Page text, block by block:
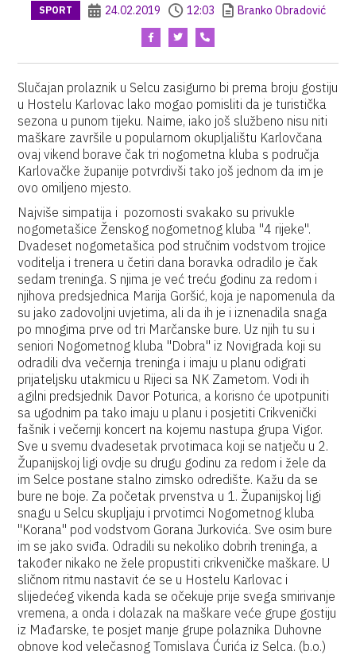
SPORT 24.02.2019 12:03 Branko Obradović
Slučajan prolaznik u Selcu zasigurno bi prema broju gostiju
u Hostelu Karlovac lako mogao pomisliti da je turistička
sezona u punom tijeku. Naime, iako još službeno nisu niti
maškare završile u popularnom okupljalištu Karlovčana
ovaj vikend borave čak tri nogometna kluba s područja
Karlovačke županije potvrdivši tako još jednom da im je
ovo omiljeno mjesto.
Najviše simpatija i pozornosti svakako su privukle
nogometašice Ženskog nogometnog kluba "4 rijeke".
Dvadeset nogometašica pod stručnim vodstvom trojice
voditelja i trenera u četiri dana boravka odradilo je čak
sedam treninga. S njima je već treću godinu za redom i
njihova predsjednica Marija Goršić, koja je napomenula da
su jako zadovoljni uvjetima, ali da ih je i iznenadila snaga
po mnogima prve od tri Marčanske bure. Uz njih tu su i
seniori Nogometnog kluba "Dobra" iz Novigrada koji su
odradili dva večernja treninga i imaju u planu odigrati
prijateljsku utakmicu u Rijeci sa NK Zametom. Vodi ih
agilni predsjednik Davor Poturica, a korisno će upotpuniti
sa ugodnim pa tako imaju u planu i posjetiti Crikvenički
fašnik i večernji koncert na kojemu nastupa grupa Vigor.
Sve u svemu dvadesetak prvotimaca koji se natječu u 2.
Županijskoj ligi ovdje su drugu godinu za redom i žele da
im Selce postane stalno zimsko odredište. Kažu da se
bure ne boje. Za početak prvenstva u 1. Županijskoj ligi
snagu u Selcu skupljaju i prvotimci Nogometnog kluba
"Korana" pod vodstvom Gorana Jurkovića. Sve osim bure
im se jako sviđa. Odradili su nekoliko dobrih treninga, a
također nikako ne žele propustiti crikveničke maškare. U
sličnom ritmu nastavit će se u Hostelu Karlovac i
slijedećeg vikenda kada se očekuje prije svega smirivanje
vremena, a onda i dolazak na maškare veće grupe gostiju
iz Mađarske, te posjet manje grupe polaznika Duhovne
obnove kod velečasnog Tomislava Ćurića iz Selca. (b.o.)